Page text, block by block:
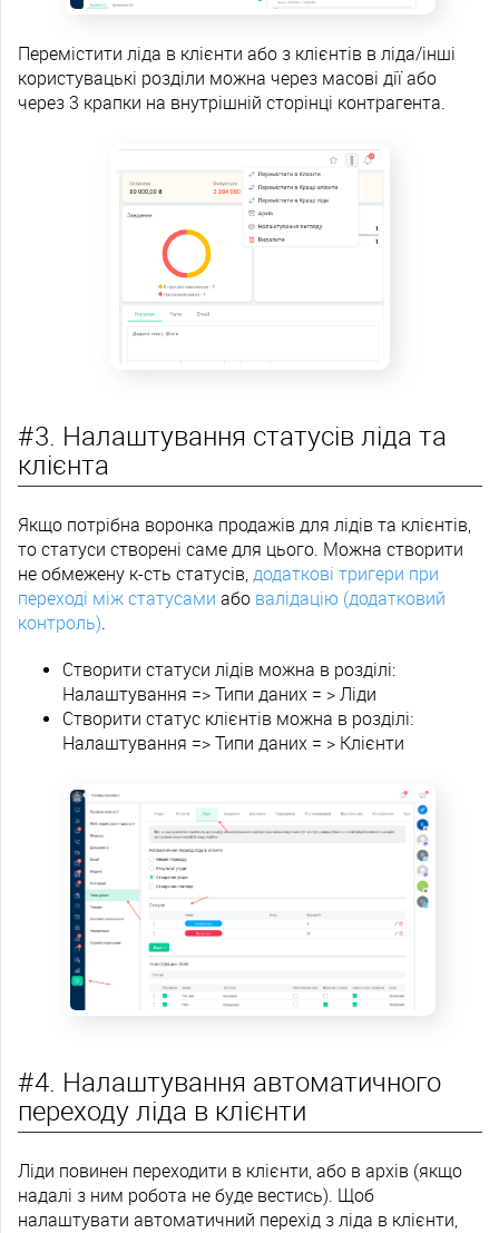
Перемістити ліда в клієнти або з клієнтів в ліда/інші
користувацькі розділи можна через масові дії або
через 3 крапки на внутрішній сторінці контрагента.
#3. Налаштування статусів ліда та
клієнта
Якщо потрібна воронка продажів для лідів та клієнтів,
то статуси створені саме для цього. Можна створити
не обмежену к-сть статусів, додаткові тригери при
переході між статусами або валідацію (додатковий
контроль)
Створити статуси лідів можна в розділі:
Налаштування => Типи даних = > Ліди
Створити статус клієнтів можна в розділі:
Налаштування => Типи даних = > Клієнти
#4. Налаштування автоматичного
переходу ліда в клієнти
Ліди повинен переходити в клієнти, або в архів (якщо
надалі з ним робота не буде вестись). Щоб
налаштувати автоматичний перехід з ліда в клієнти,